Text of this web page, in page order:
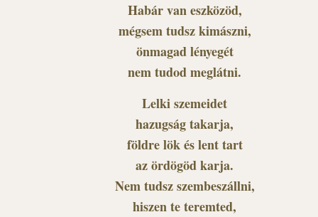
Habár van eszközöd,
mégsem tudsz kimászni,
önmagad lényegét
nem tudod meglátni.
Lelki szemeidet
hazugság takarja,
földre lök és lent tart
az ördögöd karja.
Nem tudsz szembeszállni,
hiszen te teremted,